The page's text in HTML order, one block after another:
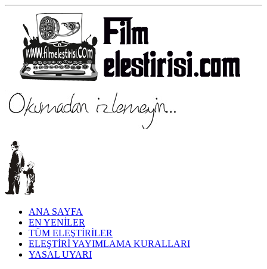
ANA SAYFA
EN YENİLER
TÜM ELEŞTİRİLER
ELEŞTİRİ YAYIMLAMA KURALLARI
YASAL UYARI